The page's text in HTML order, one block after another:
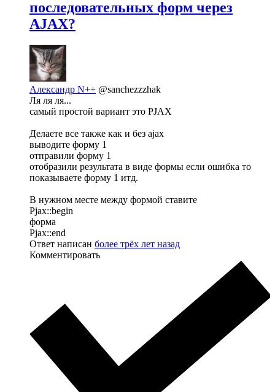
последовательных форм через
AJAX?
Александр N++ @sanchezzzhak
Ля ля ля...
самый простой вариант это PJAX
Делаете все также как и без ajax
выводите форму 1
отправили форму 1
отобразили результата в виде формы если ошибка то
показываете форму 1 итд.
В нужном месте между формой ставите
Pjax::begin
форма
Pjax::end
Ответ написан более трёх лет назад
Комментировать